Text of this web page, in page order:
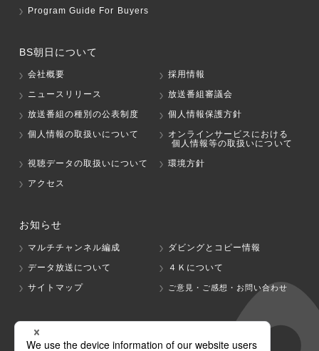
Program Guide For Buyers
BS朝日について
会社概要
採用情報
ニュースリリース
放送番組審議会
放送番組の種別の公表制度
個人情報保護方針
個人情報の取扱いについて
オンラインサービスにおける
個人情報等の取扱いについて
視聴データの取扱いについて
環境方針
アクセス
お知らせ
マルチチャンネル編成
ダビングとコピー情報
データ放送について
４Ｋについて
サイトマップ
ご意見・ご感想・お問い合わせ
グループ会社